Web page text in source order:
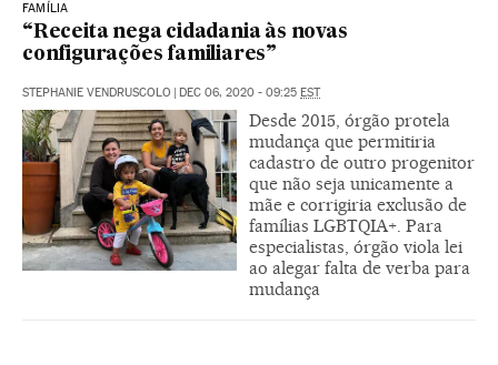
FAMÍLIA
“Receita nega cidadania às novas
configurações familiares”
STEPHANIE VENDRUSCOLO DEC 06, 2020 - 09:25 EST
Desde 2015, órgão protela
mudança que permitiria
cadastro de outro progenitor
que não seja unicamente a
mãe e corrigiria exclusão de
famílias LGBTQIA+. Para
especialistas, órgão viola lei
ao alegar falta de verba para
mudança